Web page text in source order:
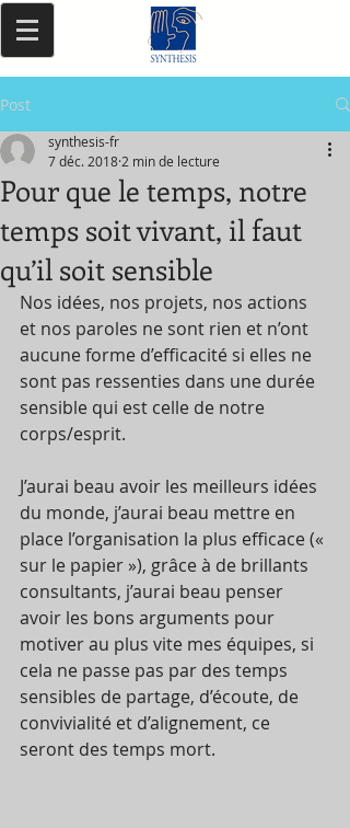
Post
Pour que le temps, notre
temps soit vivant, il faut
qu’il soit sensible
synthesis-fr
7 déc. 2018 2 min de lecture
Nos idées, nos projets, nos actions
et nos paroles ne sont rien et n’ont
aucune forme d’efficacité si elles ne
sont pas ressenties dans une durée
sensible qui est celle de notre
corps/esprit.
J’aurai beau avoir les meilleurs idées
du monde, j’aurai beau mettre en
place l’organisation la plus efficace («
sur le papier »), grâce à de brillants
consultants, j’aurai beau penser
avoir les bons arguments pour
motiver au plus vite mes équipes, si
cela ne passe pas par des temps
sensibles de partage, d’écoute, de
convivialité et d’alignement, ce
seront des temps mort.